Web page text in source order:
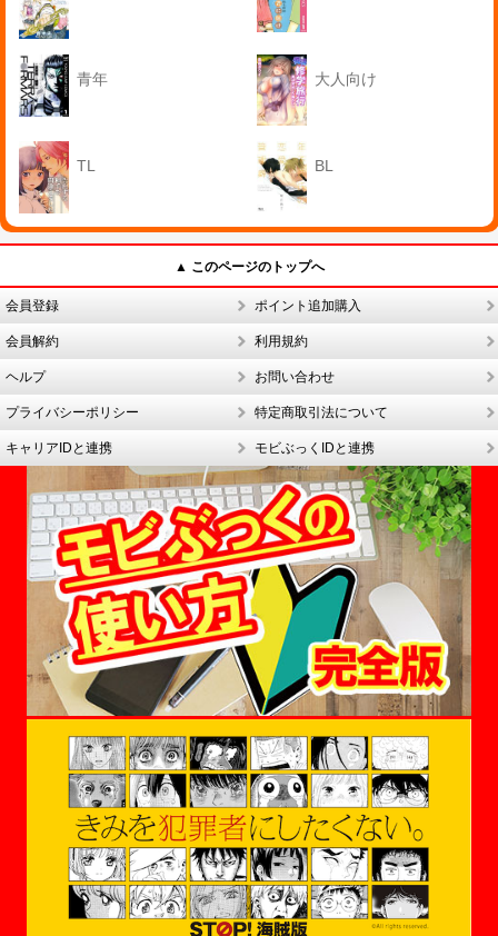
青年 大人向け
TL BL
▲ このページのトップへ
会員登録 ポイント追加購入
会員解約 利用規約
ヘルプ お問い合わせ
プライバシーポリシー 特定商取引法について
キャリアIDと連携 モビぶっくIDと連携